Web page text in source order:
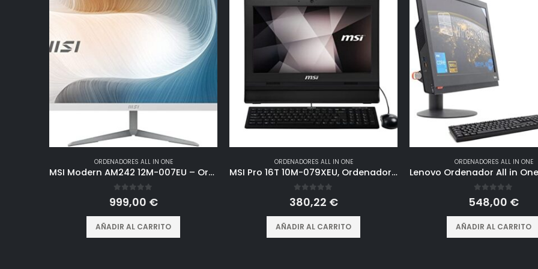
ORDENADORES ALL IN ONE
MSI Modern AM242 12M-007EU – Ordenador de sobremesa All In One 24”, CPU i5-1240P, DDR4 8GB, 512GB, Windows 11 Home, color blanco
out of 5
999,00 €
AÑADIR AL CARRITO
ORDENADORES ALL IN ONE
MSI Pro 16T 10M-079XEU, Ordenador All In One 16” HD, Intel Celeron 5205U, 4GB DDR4, 256G M.2 PCIe SSD, sin Sistema operativo, Color Negro
out of 5
380,22 €
AÑADIR AL CARRITO
ORDENADORES ALL IN ONE
out of 5
548,00 €
AÑADIR AL CARRITO